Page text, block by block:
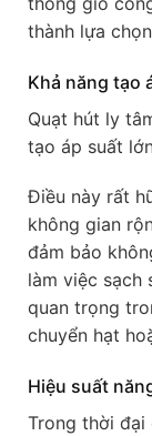
thành lựa
Khả năng tạo
Quạt hút ly
tạo áp suất
Điều này rất
không gian
đảm bảo
làm việc sạch
quan trọng
chuyển hạt
Hiệu suất
Trong thời đại